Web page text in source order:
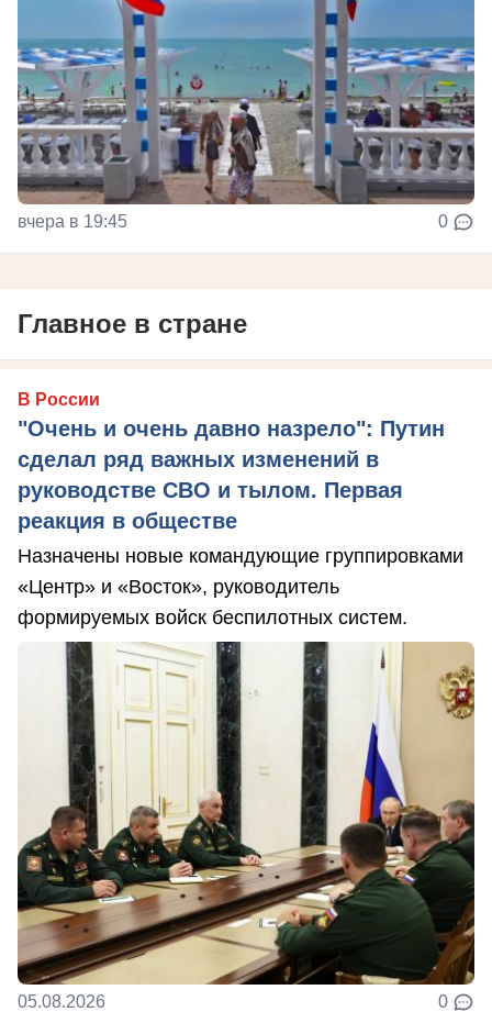
вчера в 19:45 0
Главное в стране
В России
"Очень и очень давно назрело": Путин
сделал ряд важных изменений в
руководстве СВО и тылом. Первая
реакция в обществе
Назначены новые командующие группировками
«Центр» и «Восток», руководитель
формируемых войск беспилотных систем.
05.08.2026 0